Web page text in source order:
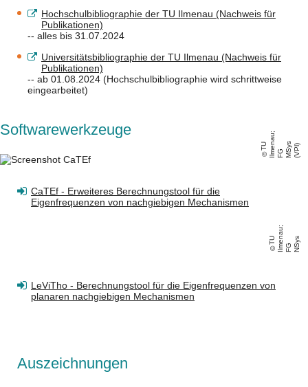
Hochschulbibliographie der TU Ilmenau (Nachweis für
Publikationen)
-- alles bis 31.07.2024
Universitätsbibliographie der TU Ilmenau (Nachweis für
Publikationen)
-- ab 01.08.2024 (Hochschulbibliographie wird schrittweise
eingearbeitet)
Softwarewerkzeuge
T
U
Il
m
e
n
a
u ;
F
G
M
S y
s
(
V
Pl )
CaTEf - Erweiteres Berechnungstool für die
Eigenfrequenzen von nachgiebigen Mechanismen
T
U
Il
m
e
n
a
u ;
F
G
N
S
y s
LeViTho - Berechnungstool für die Eigenfrequenzen von
planaren nachgiebigen Mechanismen
Auszeichnungen